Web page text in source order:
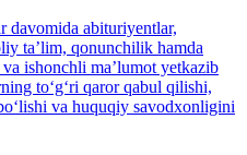
davomida abituriyentlar,
taʼlim, qonunchilik hamda
ishonchli maʼlumot yetkazib
to‘g‘ri qaror qabul qilishi,
va huquqiy savodxonligini